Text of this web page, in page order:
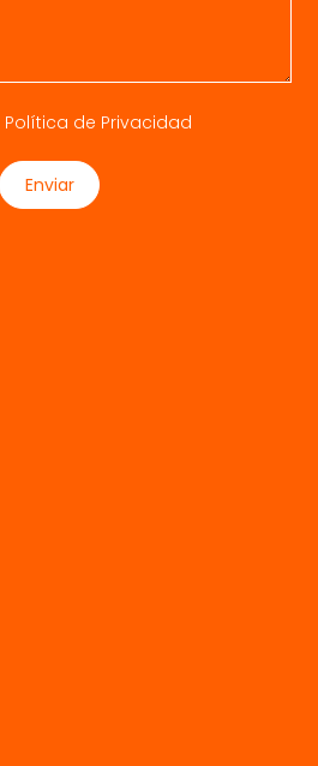
Política de Privacidad
Enviar